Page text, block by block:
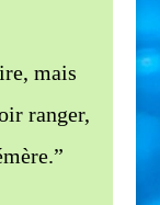
mais
ranger,